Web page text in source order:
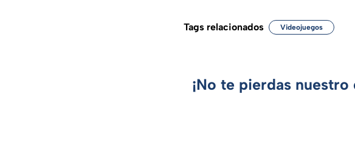
Tags relacionados Videojuegos
¡No te pierdas